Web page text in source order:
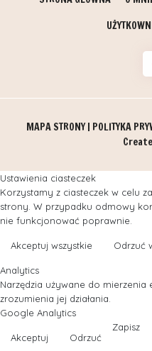
MAPA STRONY| POLITYKA
Ustawienia ciasteczek
Korzystamy z ciasteczek w celu
strony. W przypadku odmowy
nie funkcjonować poprawnie.
Akceptuj wszystkie Odrzuć
Analytics
Narzędzia używane do
zrozumienia jej działania.
Google Analytics
Akceptuj Odrzuć
Zapisz